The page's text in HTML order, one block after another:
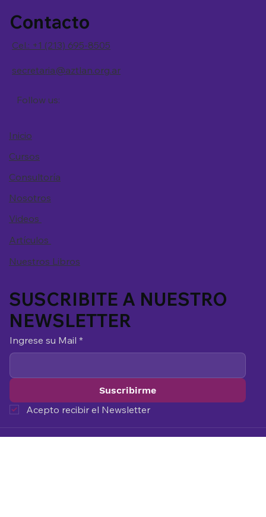
Contacto
Cel.: +1 (213) 695-8505
secretaria@aztlan.org.ar
Follow us:
Inicio
Cursos
Consultoría
Nosotros
Videos
Artículos
Nuestros Libros
SUSCRIBITE A NUESTRO
NEWSLETTER
Ingrese su Mail *
Suscribirme
Acepto recibir el Newsletter